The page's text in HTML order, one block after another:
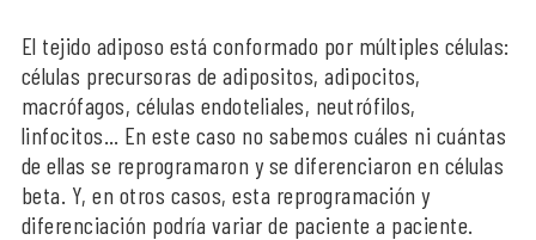
El tejido adiposo está conformado por múltiples células:
células precursoras de adipositos, adipocitos,
macrófagos, células endoteliales, neutrófilos,
linfocitos… En este caso no sabemos cuáles ni cuántas
de ellas se reprogramaron y se diferenciaron en células
beta. Y, en otros casos, esta reprogramación y
diferenciación podría variar de paciente a paciente.